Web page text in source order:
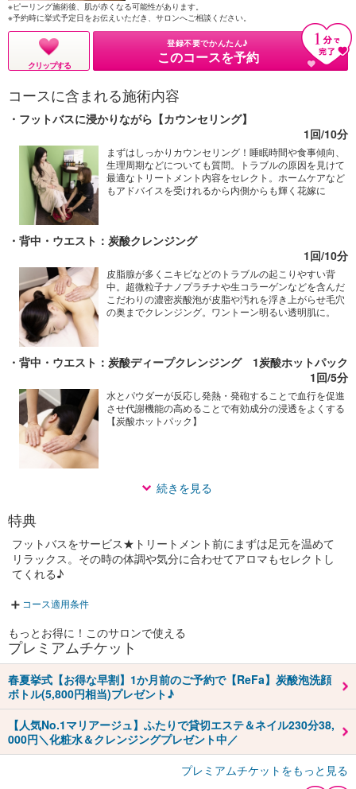
※ピーリング施術後、肌が赤くなる可能性があります。
※予約時に挙式予定日をお伝えいただき、サロンへご相談ください。
クリップする
登録不要でかんたん♪
このコースを予約
コースに含まれる施術内容
フットバスに浸かりながら【カウンセリング】
1回/10分
まずはしっかりカウンセリング！睡眠時間や食事傾向、
生理周期などについても質問。トラブルの原因を見けて
最適なトリートメント内容をセレクト。ホームケアなど
もアドバイスを受けれるから内側からも輝く花嫁に
背中・ウエスト：炭酸クレンジング
1回/10分
皮脂腺が多くニキビなどのトラブルの起こりやすい背
中。超微粒子ナノプラチナや生コラーゲンなどを含んだ
こだわりの濃密炭酸泡が皮脂や汚れを浮き上がらせ毛穴
の奥までクレンジング。ワントーン明るい透明肌に。
背中・ウエスト：炭酸ディープクレンジング 1炭酸ホットパック
1回/5分
水とパウダーが反応し発熱・発砲することで血行を促進
させ代謝機能の高めることで有効成分の浸透をよくする
【炭酸ホットパック】
続きを見る
特典
フットバスをサービス★トリートメント前にまずは足元を温めて
リラックス。その時の体調や気分に合わせてアロマもセレクトし
てくれる♪
コース適用条件
もっとお得に！このサロンで使える
プレミアムチケット
春夏挙式【お得な早割】1か月前のご予約で【ReFa】炭酸泡洗顔
ボトル(5,800円相当)プレゼント♪
【人気No.1マリアージュ】ふたりで貸切エステ＆ネイル230分38,
000円＼化粧水＆クレンジングプレゼント中／
プレミアムチケットをもっと見る